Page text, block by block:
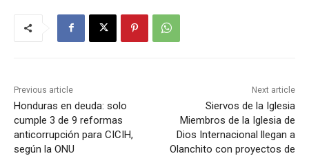
Previous article
Honduras en deuda: solo
cumple 3 de 9 reformas
anticorrupción para CICIH,
según la ONU
Next article
Siervos de la Iglesia
Miembros de la Iglesia de
Dios Internacional llegan a
Olanchito con proyectos de